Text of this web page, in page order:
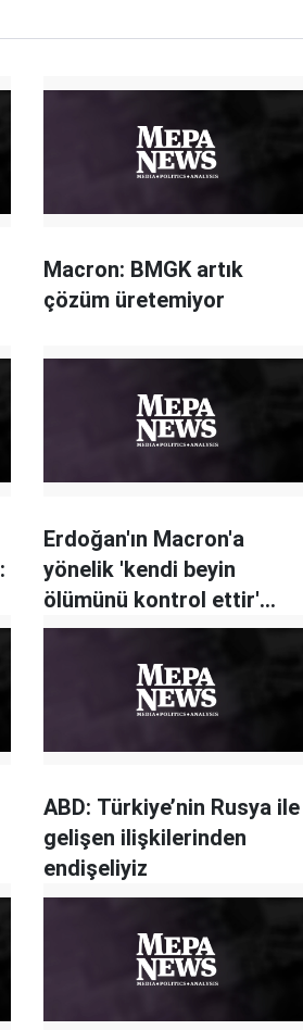
Macron: BMGK artık
çözüm üretemiyor
Erdoğan'ın Macron'a
yönelik 'kendi beyin
ölümünü kontrol ettir'
sözleri Fransa'yı karıştırdı
ABD: Türkiye’nin Rusya ile
gelişen ilişkilerinden
endişeliyiz